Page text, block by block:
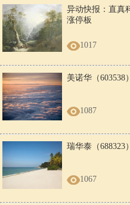
异动快报：直真
涨停板
1017
美诺华（603538
1087
瑞华泰（688323
1067